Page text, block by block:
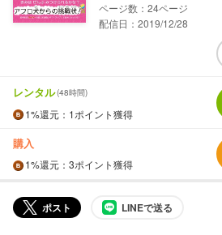
24
配信日：2019/12/28
レンタル(48時間)
1%還元 ：1ポイント獲得
購入
1%還元 ：3ポイント獲得
ポスト LINEで送る